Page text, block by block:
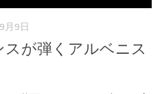
月9日
が弾くアルベニス